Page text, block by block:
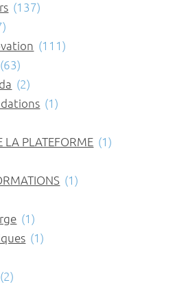
(137)
(111)
(63)
(2)
(1)
LA PLATEFORME (1)
(1)
(1)
(1)
(2)